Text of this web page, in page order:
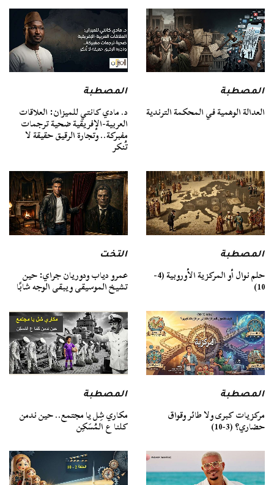
المصطبة
العدالة الوهمية في المحكمة الترندية
المصطبة
د. مادي كانتي للميزان: العلاقات
العربية-الإفريقية ضحية ترجمات
مفبركة.. وتجارة الرقيق حقيقة لا
تُنكر
المصطبة
حلم نوال أو المركزية الأوروبية (4-
10)
التخت
عمرو دياب ودوريان جراي: حين
تشيخ الموسيقى ويبقى الوجه شابًا
المصطبة
مركزيات كبرى ولا طائر وقواق
حضاري؟ (3-10)
المصطبة
مكاري شِل يا مجتمع.. حين ندمن
كلنا ع المُسَكِن